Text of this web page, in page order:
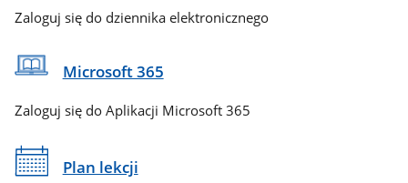
Zaloguj się do dziennika elektronicznego
Microsoft 365
Zaloguj się do Aplikacji Microsoft 365
Plan lekcji